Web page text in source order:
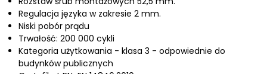
Regulacja języka w zakresie 2 mm.
Niski pobór prądu
Trwałość: 200 000 cykli
Kategoria użytkowania - klasa 3 - odpowiednie do
budynków publicznych